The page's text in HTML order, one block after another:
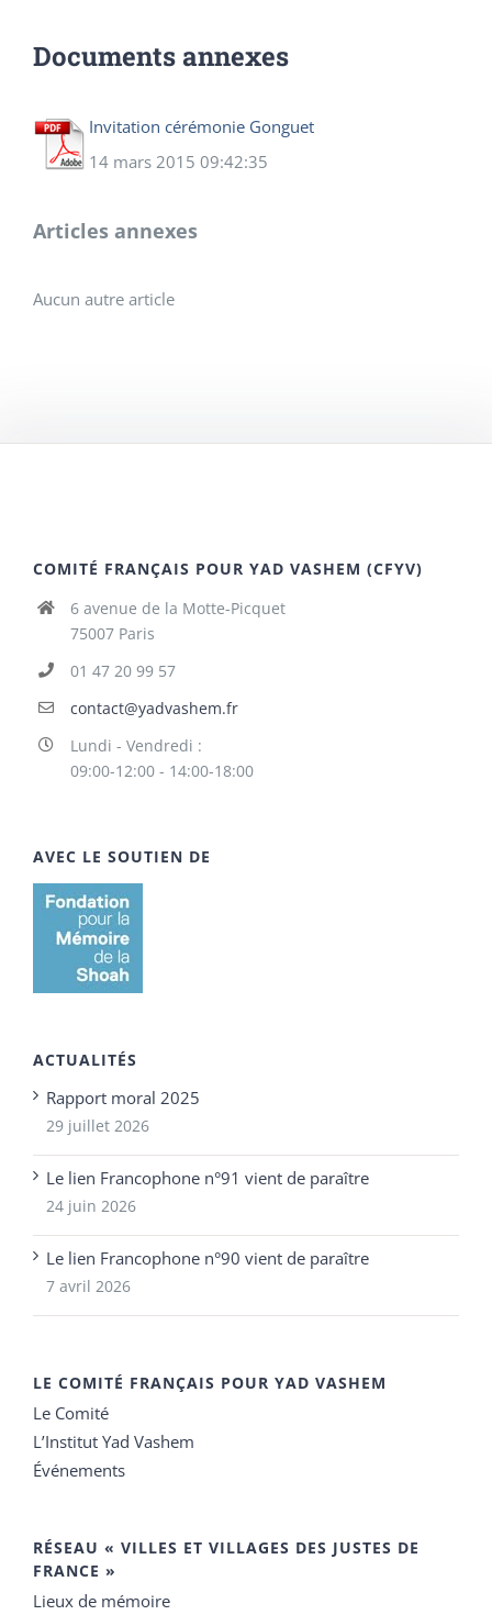
Documents annexes
Invitation cérémonie Gonguet
14 mars 2015 09:42:35
Articles annexes
Aucun autre article
COMITÉ FRANÇAIS POUR YAD VASHEM (CFYV)
6 avenue de la Motte-Picquet
75007 Paris
01 47 20 99 57
contact@yadvashem.fr
Lundi - Vendredi :
09:00-12:00 - 14:00-18:00
AVEC LE SOUTIEN DE
ACTUALITÉS
Rapport moral 2025
29 juillet 2026
Le lien Francophone n°91 vient de paraître
24 juin 2026
Le lien Francophone n°90 vient de paraître
7 avril 2026
LE COMITÉ FRANÇAIS POUR YAD VASHEM
Le Comité
L’Institut Yad Vashem
Événements
RÉSEAU « VILLES ET VILLAGES DES JUSTES DE
FRANCE »
Lieux de mémoire